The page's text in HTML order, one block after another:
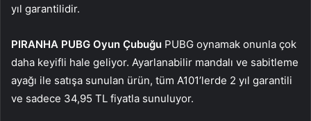
yıl garantilidir.
PIRANHA PUBG Oyun Çubuğu PUBG oynamak onunla çok
daha keyifli hale geliyor. Ayarlanabilir mandalı ve sabitleme
ayağı ile satışa sunulan ürün, tüm A101’lerde 2 yıl garantili
ve sadece 34,95 TL fiyatla sunuluyor.